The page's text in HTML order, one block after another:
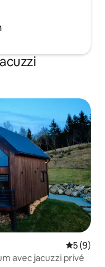
5 (9)
avec jacuzzi privé